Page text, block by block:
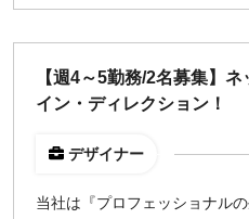
【週4～5勤務/2名募集】
イン・ディレクション！
デザイナー
当社は『プロフェッショナル